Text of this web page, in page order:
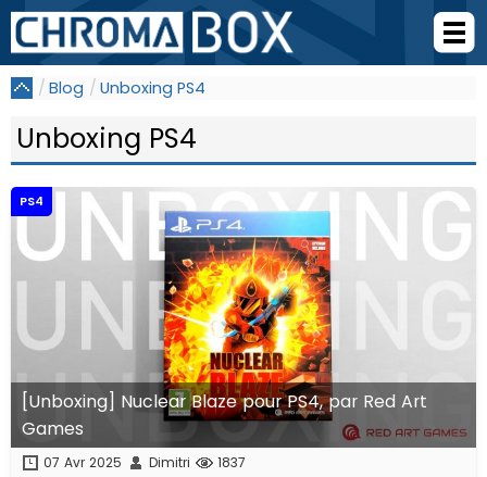
Blog Unboxing PS4
Unboxing PS4
PS4
[Unboxing] Nuclear Blaze pour PS4, par Red Art
Games
07 Avr 2025 Dimitri 1837